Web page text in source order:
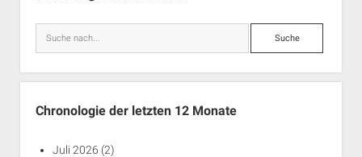
Suche
Chronologie der letzten 12 Monate
Juli 2026 (2)